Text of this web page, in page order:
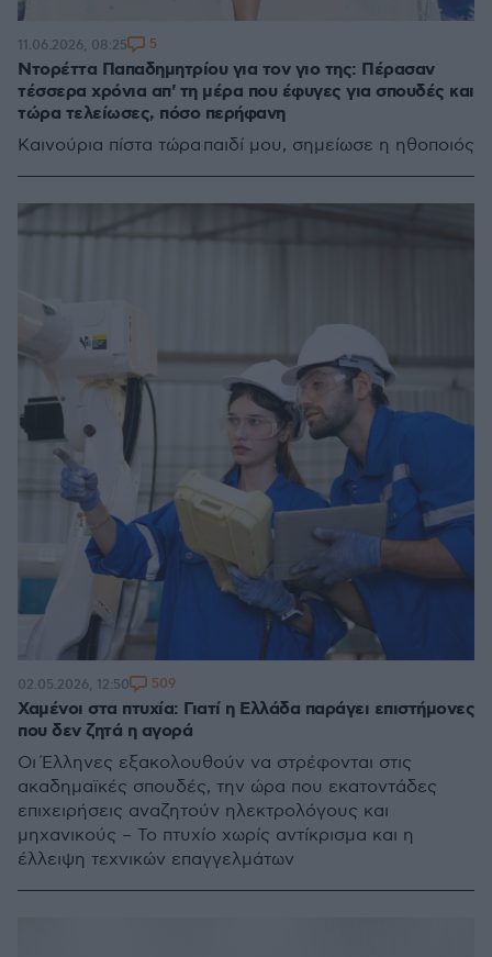
Ντορέττα Παπαδημητρίου για τον γιο της: Πέρασαν
τέσσερα χρόνια απ' τη μέρα που έφυγες για σπουδές και
τώρα τελείωσες, πόσο περήφανη
Καινούρια πίστα τώρα παιδί μου, σημείωσε η ηθοποιός
11.06.2026, 08:25 5
Χαμένοι στα πτυχία: Γιατί η Ελλάδα παράγει επιστήμονες
που δεν ζητά η αγορά
Οι Έλληνες εξακολουθούν να στρέφονται στις
ακαδημαϊκές σπουδές, την ώρα που εκατοντάδες
επιχειρήσεις αναζητούν ηλεκτρολόγους και
μηχανικούς – Το πτυχίο χωρίς αντίκρισμα και η
έλλειψη τεχνικών επαγγελμάτων
02.05.2026, 12:50 509